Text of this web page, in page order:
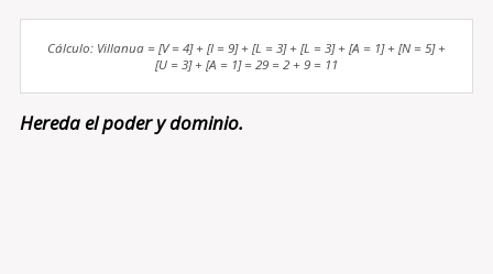
Cálculo: Villanua = [V = 4] + [I = 9] + [L = 3] + [L = 3] + [A = 1] + [N = 5] +
[U = 3] + [A = 1] = 29 = 2 + 9 = 11
Hereda el poder y dominio.